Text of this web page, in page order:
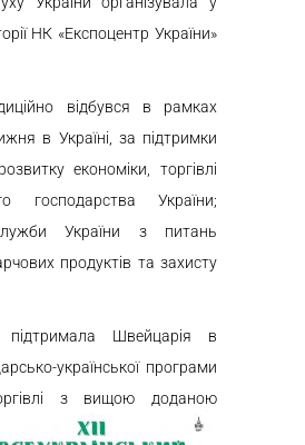
НК «Експоцентр України»
відбувся в рамках
в Україні, за підтримки
економіки, торгівлі
господарства України;
України з питань
продуктів та захисту
Швейцарія в
української програми
з вищою доданою